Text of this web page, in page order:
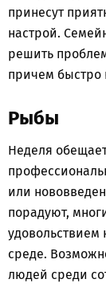
принесут
настрой.
решить
причем быстро
Рыбы
Неделя
или
порадуют,
удовольствием
среде.
людей среди